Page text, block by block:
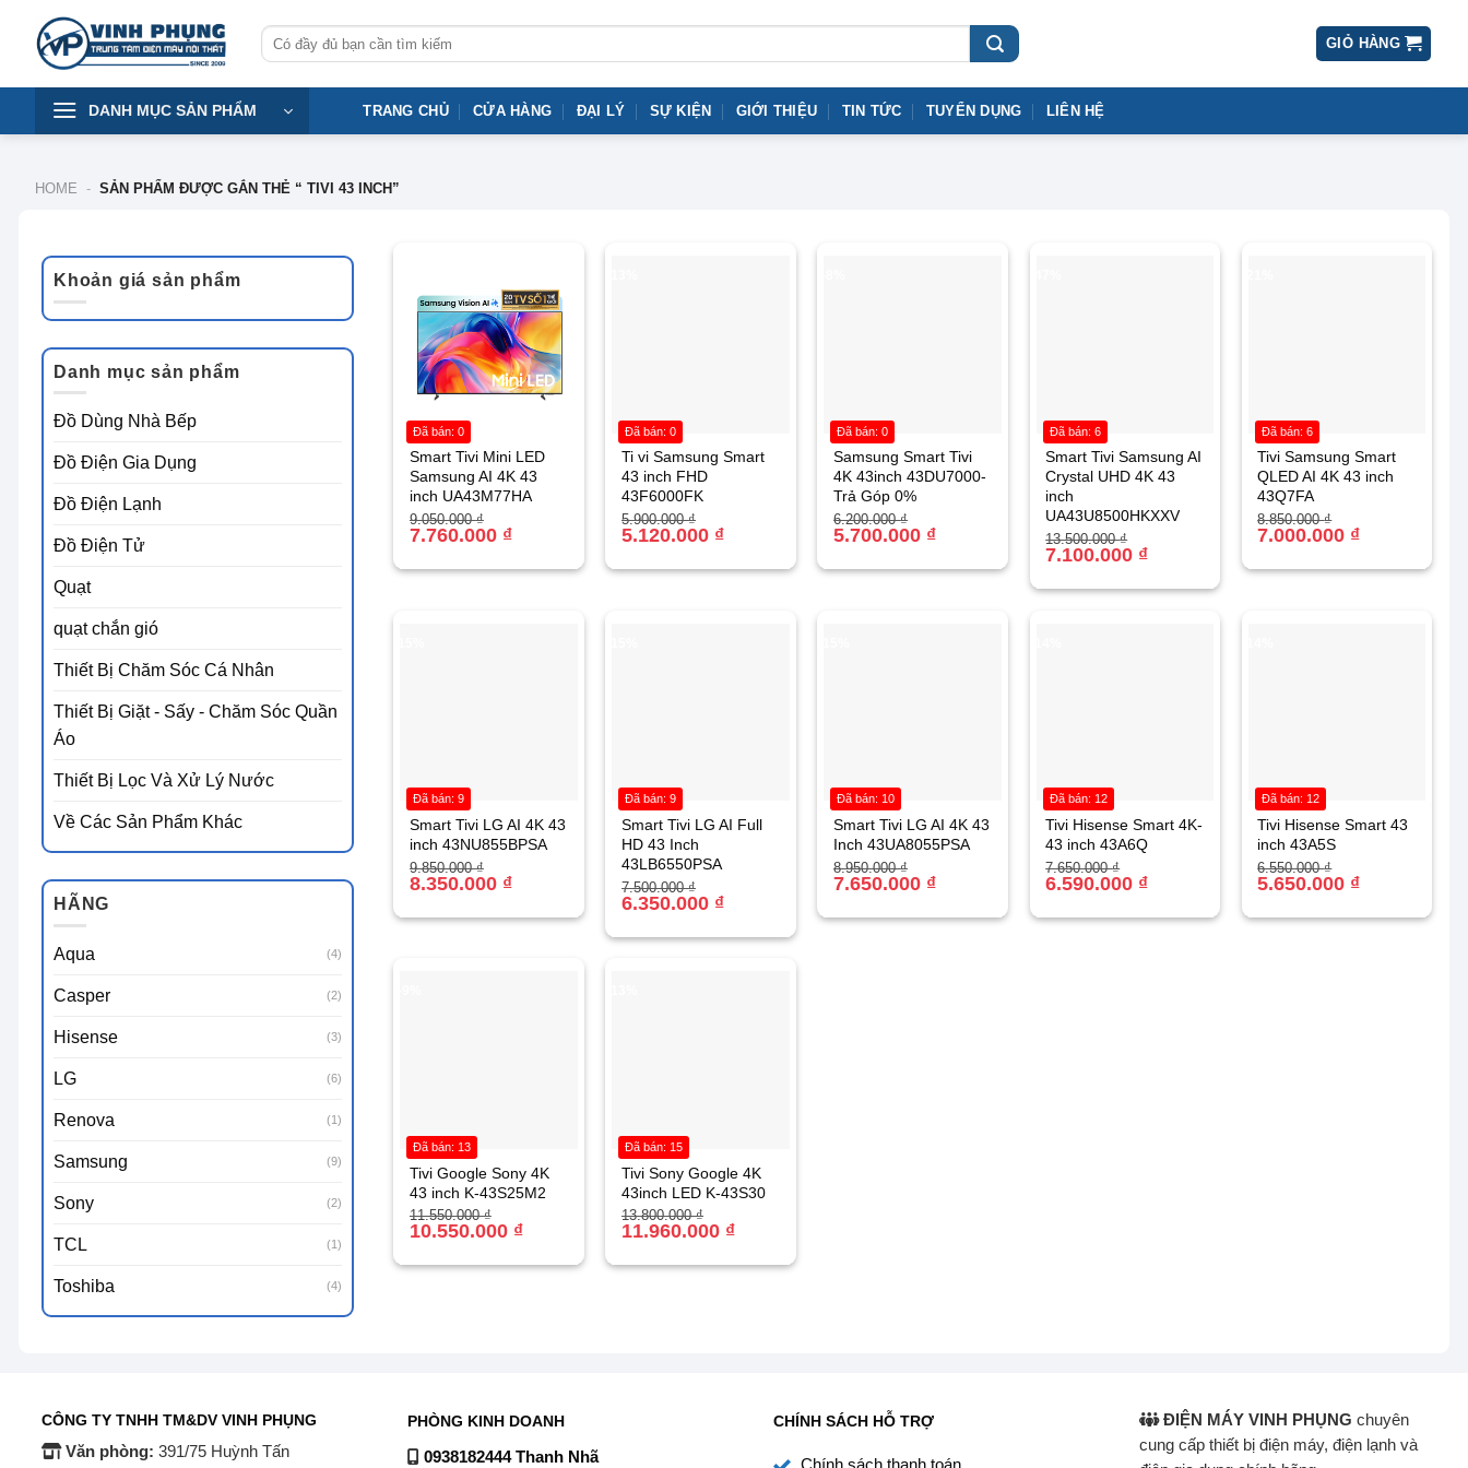
content
Tìm
kiếm:
GIỎ HÀNG
DANH MỤC SẢN PHẨM TRANG CHỦ CỬA HÀNG ĐẠI LÝ SỰ KIỆN GIỚI THIỆU TIN TỨC TUYỂN DỤNG LIÊN HỆ
HOME - SẢN PHẨM ĐƯỢC GẮN THẺ “ TIVI 43 INCH”
Khoản giá sản phẩm
Danh mục sản phẩm
Đồ Dùng Nhà Bếp
Đồ Điện Gia Dụng
Đồ Điện Lạnh
Đồ Điện Tử
Quạt
quạt chắn gió
Thiết Bị Chăm Sóc Cá Nhân
Thiết Bị Giặt - Sấy - Chăm Sóc Quần
Áo
Thiết Bị Lọc Và Xử Lý Nước
Về Các Sản Phẩm Khác
HÃNG
Aqua (4)
Casper (2)
Hisense (3)
LG (6)
Renova (1)
Samsung (9)
Sony (2)
TCL (1)
Toshiba (4)
Smart Tivi Mini LED
Samsung AI 4K 43
inch UA43M77HA
9.050.000₫
Giá
gốc
7.760.000 ₫
Giá
hiện
7.760.000 ₫.
Đã bán: 0
Ti vi Samsung Smart
43 inch FHD
43F6000FK
5.900.000₫
Giá
gốc
5.120.000 ₫
Giá
hiện
5.120.000 ₫.
Đã bán: 0
Samsung Smart Tivi
4K 43inch 43DU7000-
Trả Góp 0%
6.200.000₫
Giá
gốc
5.700.000 ₫
Giá
hiện
5.700.000 ₫.
Đã bán: 0
Smart Tivi Samsung AI
Crystal UHD 4K 43
inch
UA43U8500HKXXV
13.500.000₫
Giá
gốc
7.100.000 ₫
Giá
hiện
7.100.000 ₫.
Đã bán: 6
Tivi Samsung Smart
QLED AI 4K 43 inch
43Q7FA
8.850.000₫
Giá
gốc
7.000.000 ₫
Giá
hiện
7.000.000 ₫.
Đã bán: 6
Smart Tivi LG AI 4K 43
inch 43NU855BPSA
9.850.000₫
Giá
gốc
là:
8.350.000 ₫
Giá
hiện
tại
8.350.000 ₫.
Đã bán: 9
Smart Tivi LG AI Full
HD 43 Inch
43LB6550PSA
7.500.000₫
Giá
gốc
là:
6.350.000 ₫
Giá
hiện
tại
6.350.000 ₫.
Đã bán: 9
Smart Tivi LG AI 4K 43
Inch 43UA8055PSA
8.950.000₫
Giá
gốc
là:
7.650.000 ₫
Giá
hiện
tại
7.650.000 ₫.
Đã bán: 10
Tivi Hisense Smart 4K-
43 inch 43A6Q
7.650.000₫
Giá
gốc
là:
6.590.000 ₫
Giá
hiện
tại
6.590.000 ₫.
Đã bán: 12
Tivi Hisense Smart 43
inch 43A5S
6.550.000₫
Giá
gốc
là:
5.650.000 ₫
Giá
hiện
tại
5.650.000 ₫.
Đã bán: 12
Tivi Google Sony 4K
43 inch K-43S25M2
11.550.000₫
Giá
gốc
10.550.000 ₫
Giá
hiện
10.550.000 ₫.
Đã bán: 13
Tivi Sony Google 4K
43inch LED K-43S30
13.800.000₫
Giá
gốc
11.960.000 ₫
Giá
hiện
11.960.000 ₫.
Đã bán: 15
CÔNG TY TNHH TM&DV VINH PHỤNG
Văn phòng: 391/75 Huỳnh Tấn
PHÒNG KINH DOANH
0938182444 Thanh Nhã
CHÍNH SÁCH HỖ TRỢ ĐIỆN MÁY VINH PHỤNG chuyên
cung cấp thiết bị điện máy, điện lạnh và